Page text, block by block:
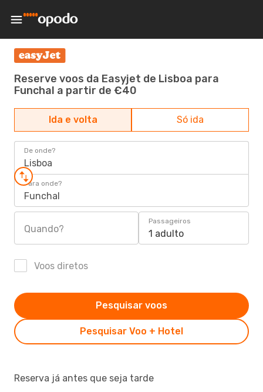
Reserve voos da Easyjet de Lisboa para
Funchal a partir de €40
Ida e volta Só ida
De onde?
Lisboa
Para onde?
Funchal
Quando?
Passageiros
1 adulto
Voos diretos
Pesquisar Voo + Hotel
Pesquisar voos
Reserva já antes que seja tarde